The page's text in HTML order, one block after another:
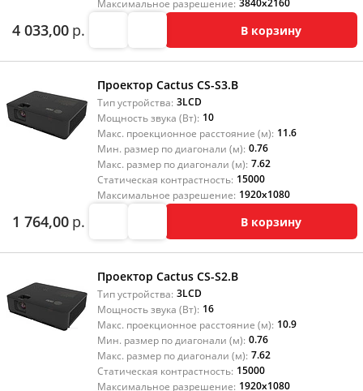
Максимальное разрешение: 3840x2160
4 033,00 р. В корзину
Проектор Cactus CS-S3.B
Тип устройства: 3LCD
Мощность звука (Вт): 10
Макс. проекционное расстояние (м): 11.6
Мин. размер по диагонали (м): 0.76
Макс. размер по диагонали (м): 7.62
Статическая контрастность: 15000
Максимальное разрешение: 1920x1080
1 764,00 р. В корзину
Проектор Cactus CS-S2.B
Тип устройства: 3LCD
Мощность звука (Вт): 16
Макс. проекционное расстояние (м): 10.9
Мин. размер по диагонали (м): 0.76
Макс. размер по диагонали (м): 7.62
Статическая контрастность: 15000
Максимальное разрешение: 1920x1080